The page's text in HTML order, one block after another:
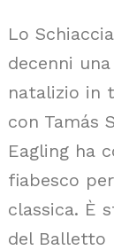
Lo
decenni
natalizio in
con Tamás
Eagling ha
fiabesco
classica. È
del Balletto